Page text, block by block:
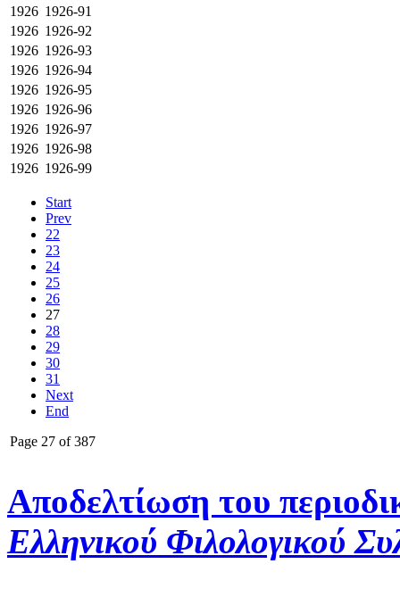
Start
Prev
22
23
24
25
26
27
28
29
30
31
Next
End
Page 27 of 387
1926 1926-91
1926 1926-92
1926 1926-93
1926 1926-94
1926 1926-95
1926 1926-96
1926 1926-97
1926 1926-98
1926 1926-99
Αποδελτίωση του
Ελληνικού Φιλολογικού